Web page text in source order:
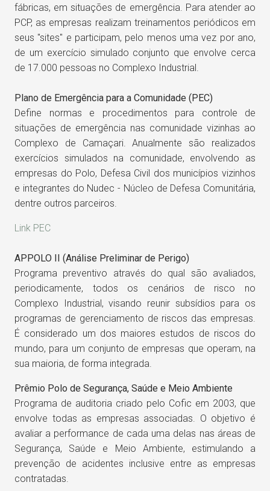
fábricas, em situações de emergência. Para atender ao
PCP, as empresas realizam treinamentos periódicos em
seus "sites" e participam, pelo menos uma vez por ano,
de um exercício simulado conjunto que envolve cerca
de 17.000 pessoas no Complexo Industrial.
Plano de Emergência para a Comunidade (PEC)
Define normas e procedimentos para controle de
situações de emergência nas comunidade vizinhas ao
Complexo de Camaçari. Anualmente são realizados
exercícios simulados na comunidade, envolvendo as
empresas do Polo, Defesa Civil dos municípios vizinhos
e integrantes do Nudec - Núcleo de Defesa Comunitária,
dentre outros parceiros.
Link PEC
APPOLO II (Análise Preliminar de Perigo)
Programa preventivo através do qual são avaliados,
periodicamente, todos os cenários de risco no
Complexo Industrial, visando reunir subsídios para os
programas de gerenciamento de riscos das empresas.
É considerado um dos maiores estudos de riscos do
mundo, para um conjunto de empresas que operam, na
sua maioria, de forma integrada.
Prêmio Polo de Segurança, Saúde e Meio Ambiente
Programa de auditoria criado pelo Cofic em 2003, que
envolve todas as empresas associadas. O objetivo é
avaliar a performance de cada uma delas nas áreas de
Segurança, Saúde e Meio Ambiente, estimulando a
prevenção de acidentes inclusive entre as empresas
contratadas.